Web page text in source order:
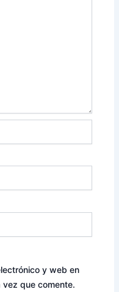
y web en
que comente.